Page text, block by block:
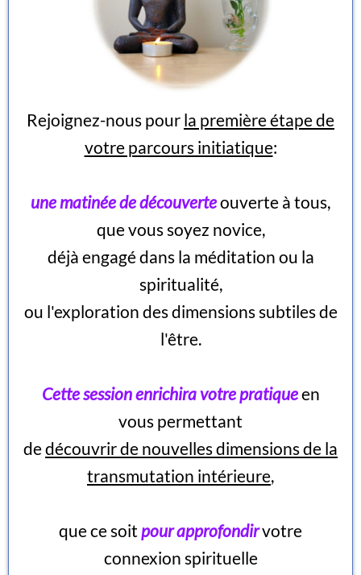
Rejoignez-nous pour la première étape de
votre parcours initiatique:
une matinée de découverteouverte à tous,
que vous soyez novice,
déjà engagé dans la méditation ou la
spiritualité,
ou l'exploration des dimensions subtiles de
l'être.
Cette session enrichira votre pratiqueen
vous permettant
dedécouvrir de nouvelles dimensions de la
transmutation intérieure,
que ce soit pour approfondirvotre
connexion spirituelle